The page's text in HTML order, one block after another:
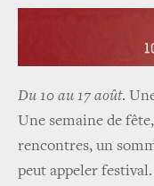
Du 10 au 17 août.
Une semaine de
rencontres, un
peut appeler